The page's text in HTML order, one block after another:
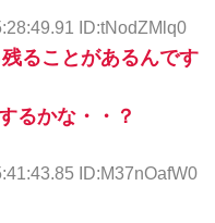
ID:tNodZMlq0
ることがあるんです
るかな・・？
ID:M37nOafW0